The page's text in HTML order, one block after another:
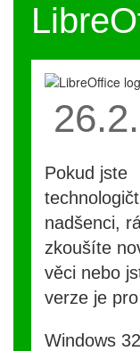
Pokud jste
nadšenci,
zkoušíte
věci nebo
verze je
Windows